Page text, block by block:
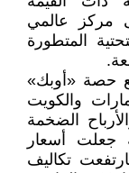
مركز عالمي
المتطورة
حصة «أوبك»
والكويت
الضخمة
جعلت أسعار
تكاليف